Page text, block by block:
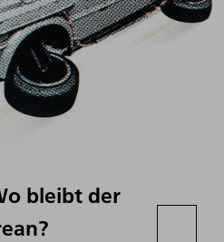
bleibt der